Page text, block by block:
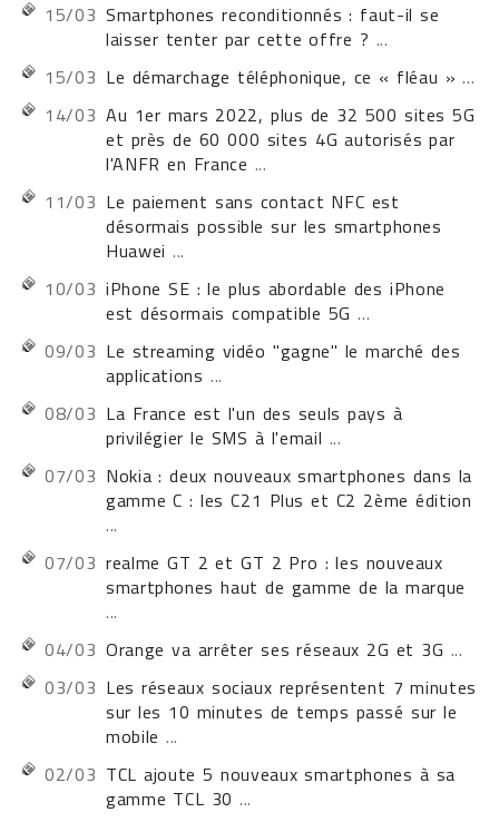
15/03 Smartphones reconditionnés : faut-il se
laisser tenter par cette offre ? ...
15/03 Le démarchage téléphonique, ce « fléau »...
14/03 Au 1er mars 2022, plus de 32 500 sites 5G
et près de 60 000 sites 4G autorisés par
l'ANFR en France ...
11/03 Le paiement sans contact NFC est
désormais possible sur les smartphones
Huawei ...
10/03 iPhone SE : le plus abordable des iPhone
est désormais compatible 5G ...
09/03 Le streaming vidéo "gagne" le marché des
applications ...
08/03 La France est l'un des seuls pays à
privilégier le SMS à l'email ...
07/03 Nokia : deux nouveaux smartphones dans la
gamme C : les C21 Plus et C2 2ème édition
...
07/03 realme GT 2 et GT 2 Pro : les nouveaux
smartphones haut de gamme de la marque
...
04/03 Orange va arrêter ses réseaux 2G et 3G ...
03/03 Les réseaux sociaux représentent 7 minutes
sur les 10 minutes de temps passé sur le
mobile ...
02/03 TCL ajoute 5 nouveaux smartphones à sa
gamme TCL 30 ...